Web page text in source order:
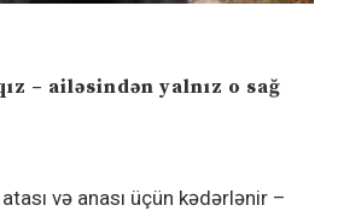
– ailəsindən yalnız o sağ
və anası üçün kədərlənir –